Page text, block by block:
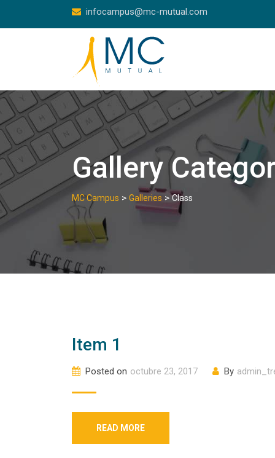
infocampus@mc-mutual.com
Gallery
MC Campus > Galleries >Class
Item 1
Posted on octubre 23, 2017 By
READ MORE